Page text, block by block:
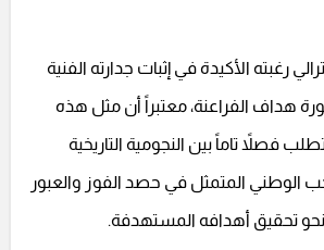
رغبته الأكيدة في إثبات جدارته الفنية
هداف الفراعنة، معتبراً أن مثل هذه
فصلاً تاماً بين النجومية التاريخية
الوطني المتمثل في حصد الفوز والعبور
نحو تحقيق أهدافه المستهدفة.